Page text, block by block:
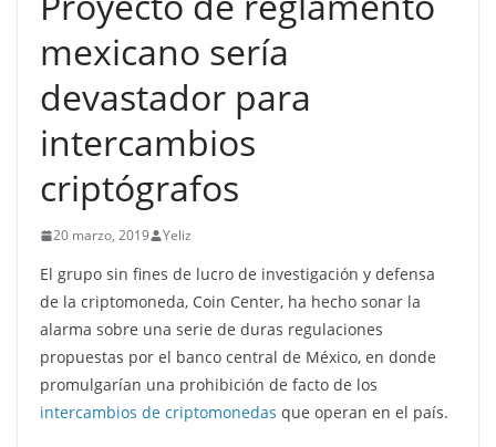
mexicano sería
devastador para
intercambios
criptógrafos
20 marzo, 2019 Yeliz
El grupo sin fines de lucro de investigación y defensa
de la criptomoneda, Coin Center, ha hecho sonar la
alarma sobre una serie de duras regulaciones
propuestas por el banco central de México, en donde
promulgarían una prohibición de facto de los
intercambios de criptomonedas que operan en el país.